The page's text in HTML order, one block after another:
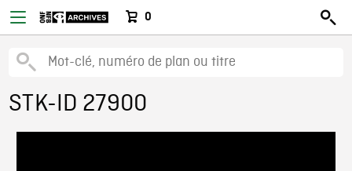
0
STK-ID 27900